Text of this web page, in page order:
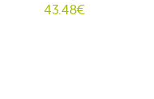
43.48€